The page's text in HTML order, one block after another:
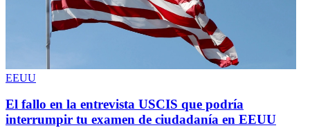
EEUU
El fallo en la entrevista USCIS que podría
interrumpir tu examen de ciudadanía en EEUU